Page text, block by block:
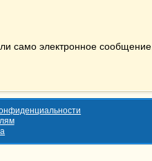
само электронное сообщение.